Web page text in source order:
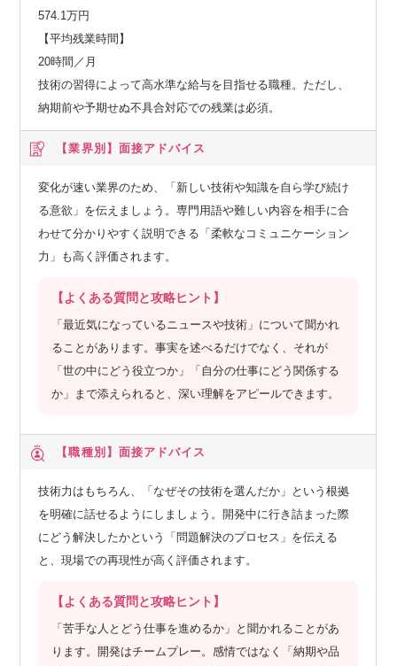
574.1万円
【平均残業時間】
20時間／月
技術の習得によって高水準な給与を目指せる職種。ただし、
納期前や予期せぬ不具合対応での残業は必須。
【業界別】 面接アドバイス
変化が速い業界のため、「新しい技術や知識を自ら学び続け
る意欲」を伝えましょう。専門用語や難しい内容を相手に合
わせて分かりやすく説明できる「柔軟なコミュニケーション
力」も高く評価されます。
【よくある質問と攻略ヒント】
「最近気になっているニュースや技術」について聞かれ
ることがあります。事実を述べるだけでなく、それが
「世の中にどう役立つか」「自分の仕事にどう関係する
か」まで添えられると、深い理解をアピールできます。
【職種別】 面接アドバイス
技術力はもちろん、「なぜその技術を選んだか」という根拠
を明確に話せるようにしましょう。開発中に行き詰まった際
にどう解決したかという「問題解決のプロセス」を伝える
と、現場での再現性が高く評価されます。
【よくある質問と攻略ヒント】
「苦手な人とどう仕事を進めるか」と聞かれることがあ
ります。開発はチームプレー。感情ではなく「納期や品